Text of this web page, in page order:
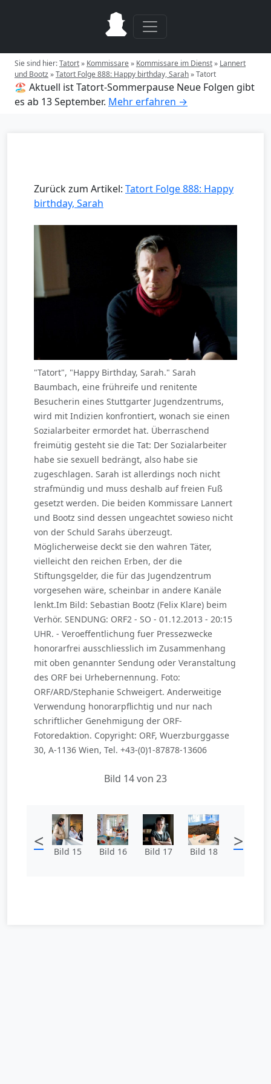
Sie sind hier:Tatort» Kommissare» Kommissare im Dienst» Lannert
und Bootz»Tatort Folge 888: Happy birthday, Sarah»Tatort
🏖️ Aktuell ist Tatort-Sommerpause Neue Folgen gibt
es ab 13 September. Mehr erfahren →
Zurück zum Artikel: Tatort Folge 888: Happy
birthday, Sarah
"Tatort", "Happy Birthday, Sarah." Sarah
Baumbach, eine frühreife und renitente
Besucherin eines Stuttgarter Jugendzentrums,
wird mit Indizien konfrontiert, wonach sie einen
Sozialarbeiter ermordet hat. Überraschend
freimütig gesteht sie die Tat: Der Sozialarbeiter
habe sie sexuell bedrängt, also habe sie
zugeschlagen. Sarah ist allerdings noch nicht
strafmündig und muss deshalb auf freien Fuß
gesetzt werden. Die beiden Kommissare Lannert
und Bootz sind dessen ungeachtet sowieso nicht
von der Schuld Sarahs überzeugt.
Möglicherweise deckt sie den wahren Täter,
vielleicht den reichen Erben, der die
Stiftungsgelder, die für das Jugendzentrum
vorgesehen wäre, scheinbar in andere Kanäle
lenkt.Im Bild: Sebastian Bootz (Felix Klare) beim
Verhör. SENDUNG: ORF2 - SO - 01.12.2013 - 20:15
UHR. - Veroeffentlichung fuer Pressezwecke
honorarfrei ausschliesslich im Zusammenhang
mit oben genannter Sendung oder Veranstaltung
des ORF bei Urhebernennung. Foto:
ORF/ARD/Stephanie Schweigert. Anderweitige
Verwendung honorarpflichtig und nur nach
schriftlicher Genehmigung der ORF-
Fotoredaktion. Copyright: ORF, Wuerzburggasse
30, A-1136 Wien, Tel. +43-(0)1-87878-13606
Bild 14 von 23
< Bild 15 Bild 16 Bild 17 Bild 18 >